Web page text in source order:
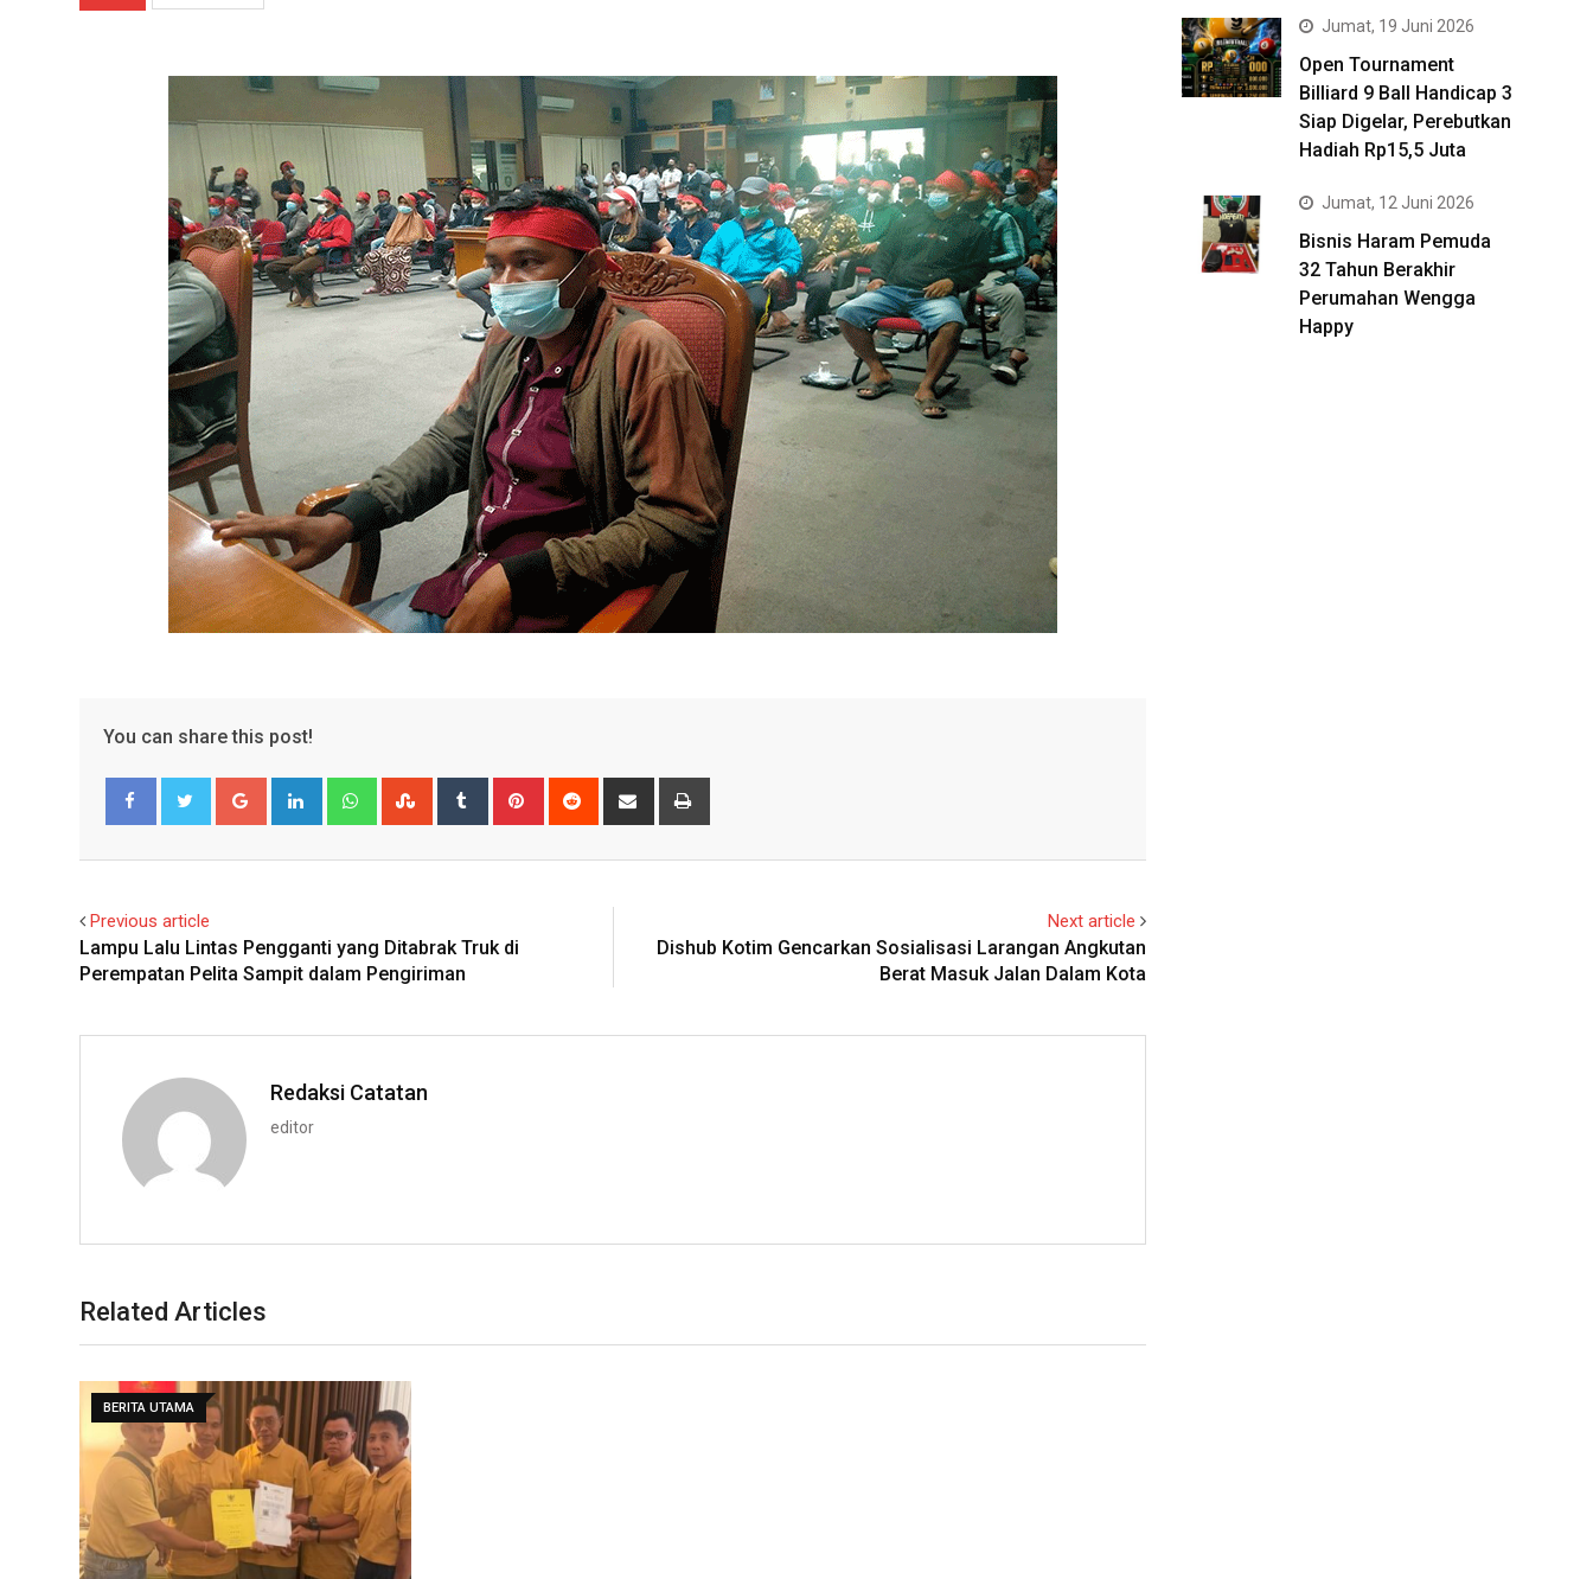
You can share this post!
Google+ LinkedIn WhatsappStumbleUpon
Tumblr Pinterest Reddit
Share
Previous article
Lampu Lalu Lintas Pengganti yang Ditabrak Truk di
Perempatan Pelita Sampit dalam Pengiriman
Next article
Dishub Kotim Gencarkan Sosialisasi Larangan Angkutan
Berat Masuk Jalan Dalam Kota
Redaksi Catatan
editor
Related Articles
BERITA UTAMA
Jumat, 19 Juni 2026
Open Tournament
Billiard 9 Ball Handicap 3
Siap Digelar, Perebutkan
Hadiah Rp15,5 Juta
Jumat, 12 Juni 2026
Bisnis Haram Pemuda
32 Tahun Berakhir
Perumahan Wengga
Happy